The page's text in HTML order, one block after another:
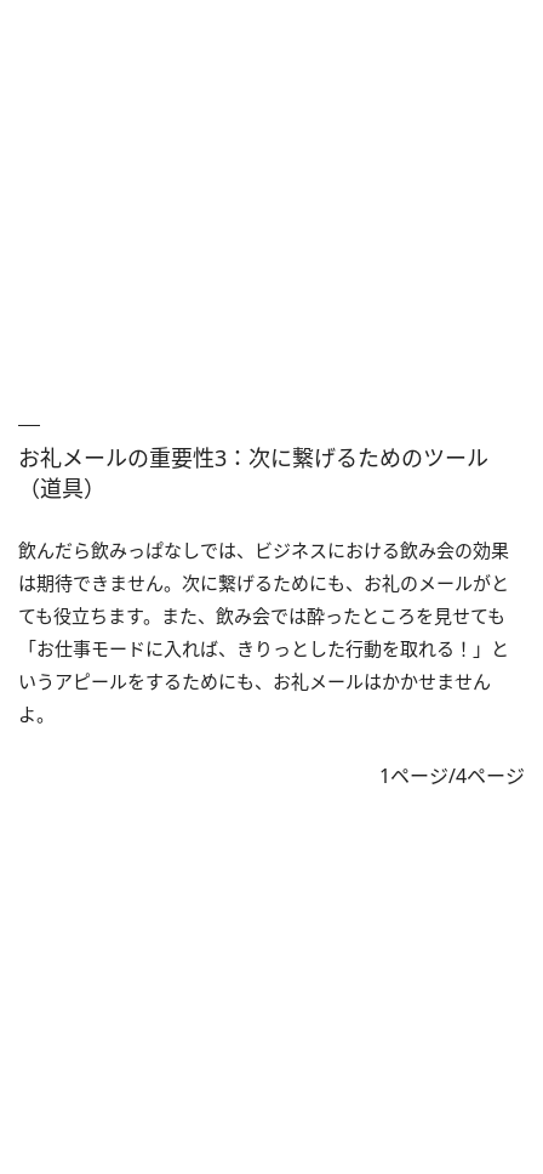
お礼メールの重要性3：次に繋げるためのツール
（道具）
飲んだら飲みっぱなしでは、ビジネスにおける飲み会の効果
は期待できません。次に繋げるためにも、お礼のメールがと
ても役立ちます。また、飲み会では酔ったところを見せても
「お仕事モードに入れば、きりっとした行動を取れる！」と
いうアピールをするためにも、お礼メールはかかせません
よ。
1ページ/4ページ